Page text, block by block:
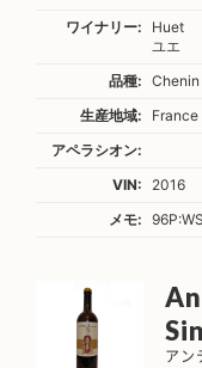
ワイナリー:
Huet
ユエ
品種:
生産地域:
アペラシオン:
VIN:
2016
メモ:
96P:WS
アン